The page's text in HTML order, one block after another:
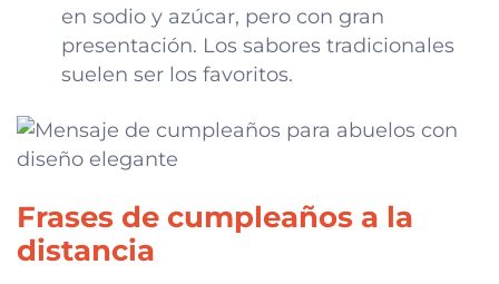
en sodio y azúcar, pero con gran
presentación. Los sabores tradicionales
suelen ser los favoritos.
Frases de cumpleaños a la
distancia